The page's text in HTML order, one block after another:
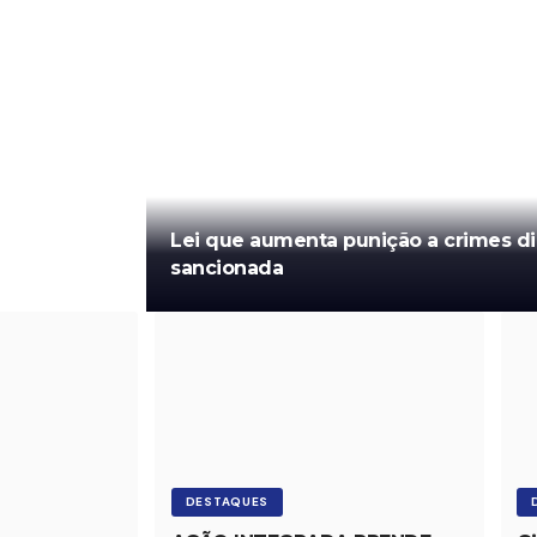
Lei que aumenta punição a crimes
sancionada
DESTAQUES